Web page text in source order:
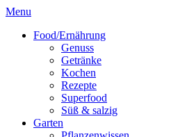
Menu
Food/Ernährung
Genuss
Getränke
Kochen
Rezepte
Superfood
Süß & salzig
Garten